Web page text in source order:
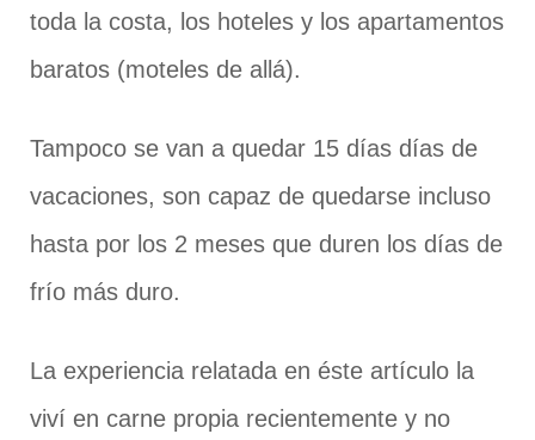
toda la costa, los hoteles y los apartamentos
baratos (moteles de allá).
Tampoco se van a quedar 15 días días de
vacaciones, son capaz de quedarse incluso
hasta por los 2 meses que duren los días de
frío más duro.
La experiencia relatada en éste artículo la
viví en carne propia recientemente y no